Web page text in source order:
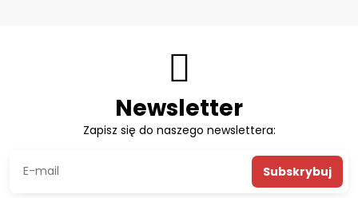
Newsletter
Zapisz się do naszego newslettera:
Subskrybuj